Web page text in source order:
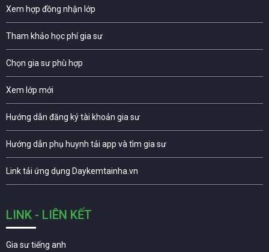
Xem hợp đồng nhận lớp
Tham khảo học phí gia sư
Chọn gia sư phù hợp
Xem lớp mới
Hướng dẫn đăng ký tài khoản gia sư
Hướng dẫn phụ huynh tải app và tìm gia sư
Link tải ứng dụng Daykemtainha.vn
LINK - LIÊN KẾT
Gia sư tiếng anh